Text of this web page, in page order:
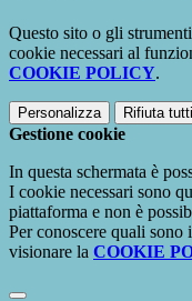
Questo sito o gli
cookie necessari al
COOKIE POLICY.
Personalizza Rifiuta tutti
Gestione cookie
In questa schermata è
I cookie necessari sono
piattaforma e non è
Per conoscere quali sono
visionare la COOKIE